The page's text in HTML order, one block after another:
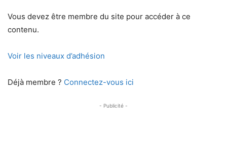
Vous devez être membre du site pour accéder à ce
contenu.
Voir les niveaux d’adhésion
Déjà membre ? Connectez-vous ici
- Publicité -